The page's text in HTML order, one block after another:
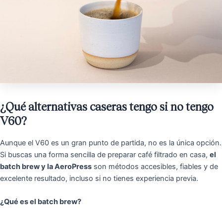
¿Qué alternativas caseras tengo si no tengo
V60?
Aunque el V60 es un gran punto de partida, no es la única opción.
Si buscas una forma sencilla de preparar café filtrado en casa, el
batch brew y la AeroPress son métodos accesibles, fiables y de
excelente resultado, incluso si no tienes experiencia previa.
¿Qué es el batch brew?